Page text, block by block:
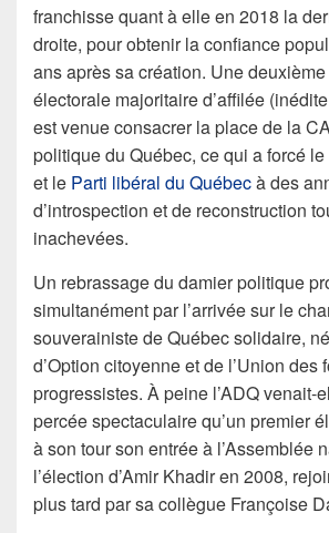
franchisse quant à elle en 2018 la
droite, pour obtenir la confiance
ans après sa création. Une
électorale majoritaire d’affilée
est venue consacrer la place de la
politique du Québec, ce qui a forcé le
et le Parti libéral du Québecà des
d’introspection et de reconstruction
inachevées.
Un rebrassage du damier politique
simultanément par l’arrivée sur le
souverainiste de Québec solidaire,
d’Option citoyenne et de l’Union des
progressistes. À peine l’ADQ venait-
percée spectaculaire qu’un premier
à son tour son entrée à l’Assemblée
l’élection d’Amir Khadir en 2008,
plus tard par sa collègue Françoise